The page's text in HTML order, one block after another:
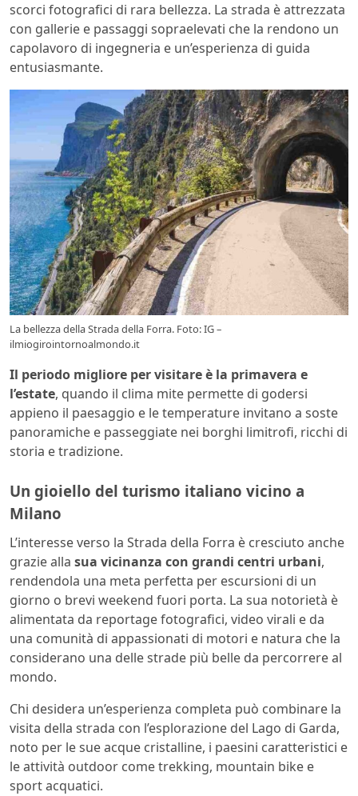
scorci fotografici di rara bellezza. La strada è attrezzata
con gallerie e passaggi sopraelevati che la rendono un
capolavoro di ingegneria e un’esperienza di guida
entusiasmante.
La bellezza della Strada della Forra. Foto: IG –
ilmiogirointornoalmondo.it
Il periodo migliore per visitare è la primavera e
l’estate, quando il clima mite permette di godersi
appieno il paesaggio e le temperature invitano a soste
panoramiche e passeggiate nei borghi limitrofi, ricchi di
storia e tradizione.
Un gioiello del turismo italiano vicino a
Milano
L’interesse verso la Strada della Forra è cresciuto anche
grazie alla sua vicinanza con grandi centri urbani,
rendendola una meta perfetta per escursioni di un
giorno o brevi weekend fuori porta. La sua notorietà è
alimentata da reportage fotografici, video virali e da
una comunità di appassionati di motori e natura che la
considerano una delle strade più belle da percorrere al
mondo.
Chi desidera un’esperienza completa può combinare la
visita della strada con l’esplorazione del Lago di Garda,
noto per le sue acque cristalline, i paesini caratteristici e
le attività outdoor come trekking, mountain bike e
sport acquatici.